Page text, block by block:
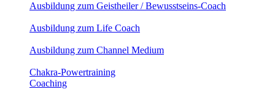
Ausbildung zum Geistheiler / Bewusstseins-Coach
Ausbildung zum Life Coach
Ausbildung zum Channel Medium
Chakra-Powertraining
Coaching